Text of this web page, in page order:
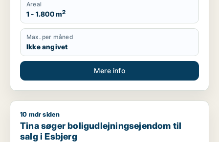
Areal
1 - 1.800 m2
Max. per måned
Ikke angivet
Mere info
Tina søger boligudlejningsejendom til salg i Esbjerg
10 mdr siden
Tina søger boligudlejningsejendom til
salg i Esbjerg